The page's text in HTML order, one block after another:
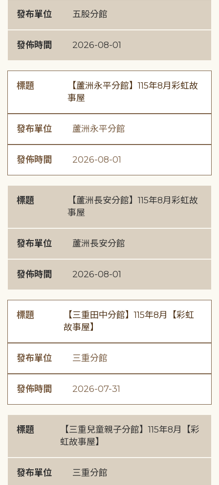
發布單位 五股分館
發佈時間 2026-08-01
標題
【蘆洲永平分館】115年8月彩虹故
事屋
發布單位 蘆洲永平分館
發佈時間 2026-08-01
標題
【蘆洲長安分館】115年8月彩虹故
事屋
發布單位 蘆洲長安分館
發佈時間 2026-08-01
標題
【三重田中分館】115年8月【彩虹
故事屋】
發布單位 三重分館
發佈時間 2026-07-31
標題
【三重兒童親子分館】115年8月【彩
虹故事屋】
發布單位 三重分館